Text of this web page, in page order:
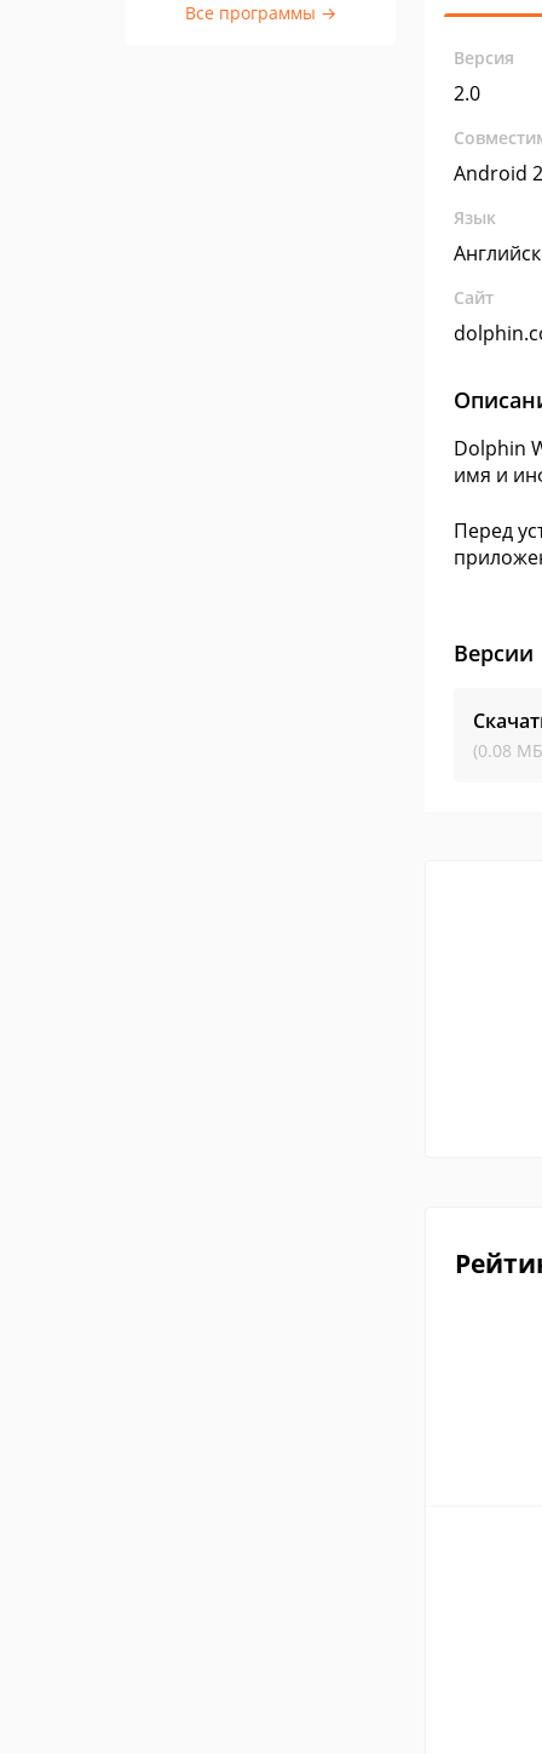
Все программы →
Версия
2.0
Android
Язык
Сайт
Dolphin
имя и
Перед
Версии
(0.08